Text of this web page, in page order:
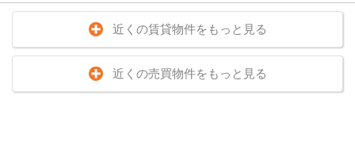
近くの賃貸物件をもっと見る
近くの売買物件をもっと見る